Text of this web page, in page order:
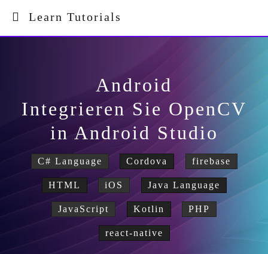
Learn Tutorials
Android
Integrieren Sie OpenCV
in Android Studio
C# Language Cordova firebase
HTML iOS Java Language
JavaScript Kotlin PHP
react-native